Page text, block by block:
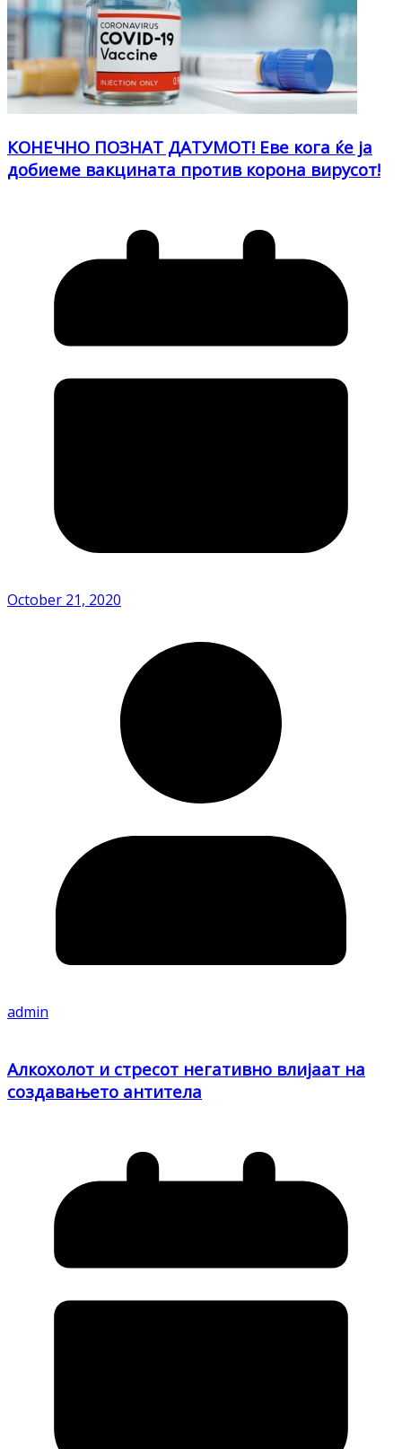
КОНЕЧНО ПОЗНАТ ДАТУМОТ! Еве кога ќе ја
добиеме вакцината против корона вирусот!
October 21, 2020
admin
Алкохолот и стресот негативно влијаат на
создавањето антитела